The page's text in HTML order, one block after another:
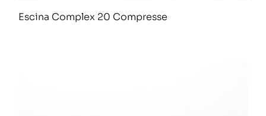
Escina Complex 20 Compresse